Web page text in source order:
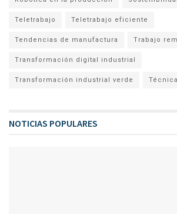
Teletrabajo Teletrabajo eficiente
Tendencias de manufactura Trabajo
Transformación digital industrial
Transformación industrial verde
NOTICIAS POPULARES